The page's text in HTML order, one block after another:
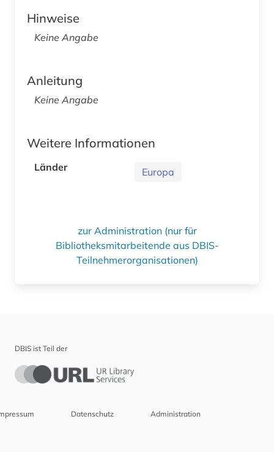
Hinweise
Keine Angabe
Anleitung
Keine Angabe
Weitere Informationen
Länder Europa
zur Administration (nur für
Bibliotheksmitarbeitende aus DBIS-
Teilnehmerorganisationen)
DBIS ist Teil der
Datenschutz Administration